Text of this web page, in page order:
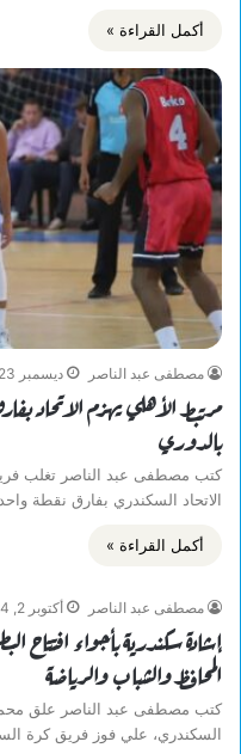
أكمل القراءة »
مصطفى عبد الناصر ديسمبر 23, 2024
مرتبط الأهلي يهزم الاتحاد
بالدوري
الاتحاد السكندري بفارق نقطة واحدة (55/56) اليوم
أكمل القراءة »
مصطفى عبد الناصر أكتوبر 2, 2024
إشادة سكندرية بأجواء افتتاح
المحافظ والشباب والرياضة
كتب مصطفى عبد الناصر علق
السكندري، علي فوز فريق كرة